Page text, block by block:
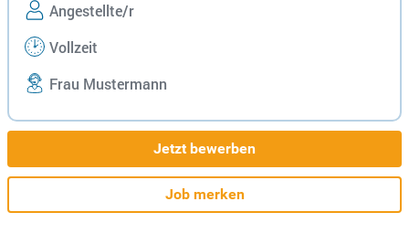
Angestellte/r
Vollzeit
Frau Mustermann
Jetzt bewerben
Job merken